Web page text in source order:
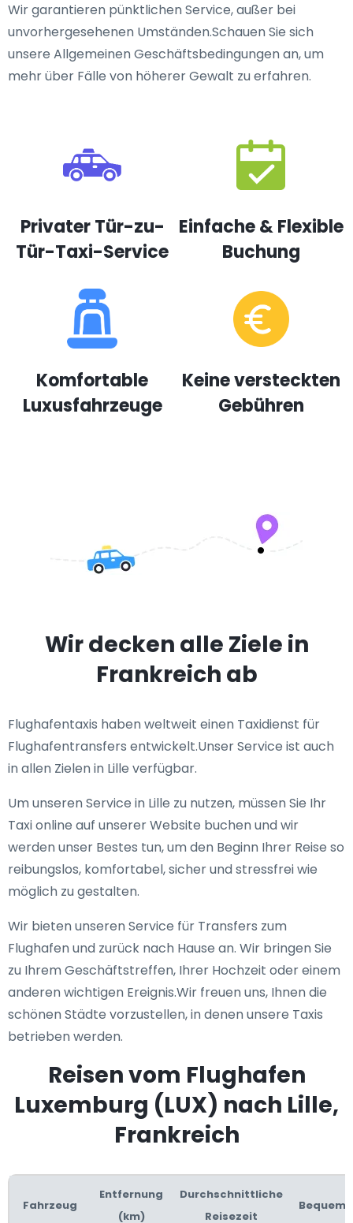
Wir garantieren pünktlichen Service, außer bei
unvorhergesehenen Umständen.Schauen Sie sich
unsere Allgemeinen Geschäftsbedingungen an, um
mehr über Fälle von höherer Gewalt zu erfahren.
Privater Tür-zu-
Tür-Taxi-Service
Einfache & Flexible
Buchung
Komfortable
Luxusfahrzeuge
Keine versteckten
Gebühren
Wir decken alle Ziele in
Frankreich ab
Flughafentaxis haben weltweit einen Taxidienst für
Flughafentransfers entwickelt.Unser Service ist auch
in allen Zielen in Lille verfügbar.
Um unseren Service in Lille zu nutzen, müssen Sie Ihr
Taxi online auf unserer Website buchen und wir
werden unser Bestes tun, um den Beginn Ihrer Reise so
reibungslos, komfortabel, sicher und stressfrei wie
möglich zu gestalten.
Wir bieten unseren Service für Transfers zum
Flughafen und zurück nach Hause an. Wir bringen Sie
zu Ihrem Geschäftstreffen, Ihrer Hochzeit oder einem
anderen wichtigen Ereignis.Wir freuen uns, Ihnen die
schönen Städte vorzustellen, in denen unsere Taxis
betrieben werden.
Reisen vom Flughafen
Luxemburg (LUX) nach Lille,
Frankreich
Fahrzeug
Entfernung
(km)
Durchschnittliche
Reisezeit